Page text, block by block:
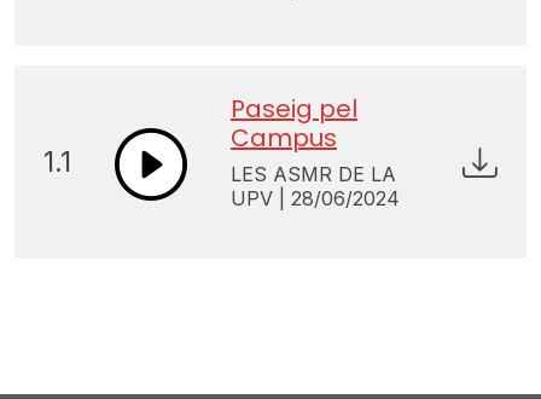
1.1
Paseig pel
Campus
LES ASMR DE LA
UPV | 28/06/2024